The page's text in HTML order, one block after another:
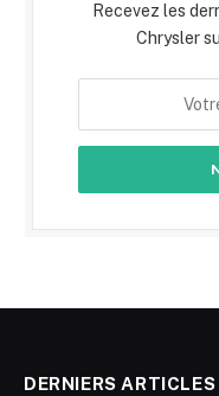
Recevez les
Chrysler
DERNIERS ARTICLES